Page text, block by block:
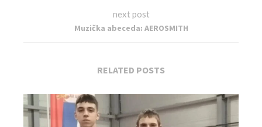
next post
Muzička abeceda: AEROSMITH
RELATED POSTS